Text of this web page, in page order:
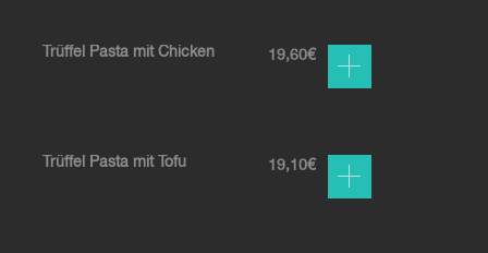
Trüffel Pasta mit Chicken 19,60€
Trüffel Pasta mit Tofu 19,10€